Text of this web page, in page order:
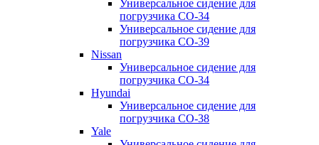
Универсальное сидение для
погрузчика CO-34
Универсальное сидение для
погрузчика CO-39
Nissan
Универсальное сидение для
погрузчика CO-34
Hyundai
Универсальное сидение для
погрузчика CO-38
Yale